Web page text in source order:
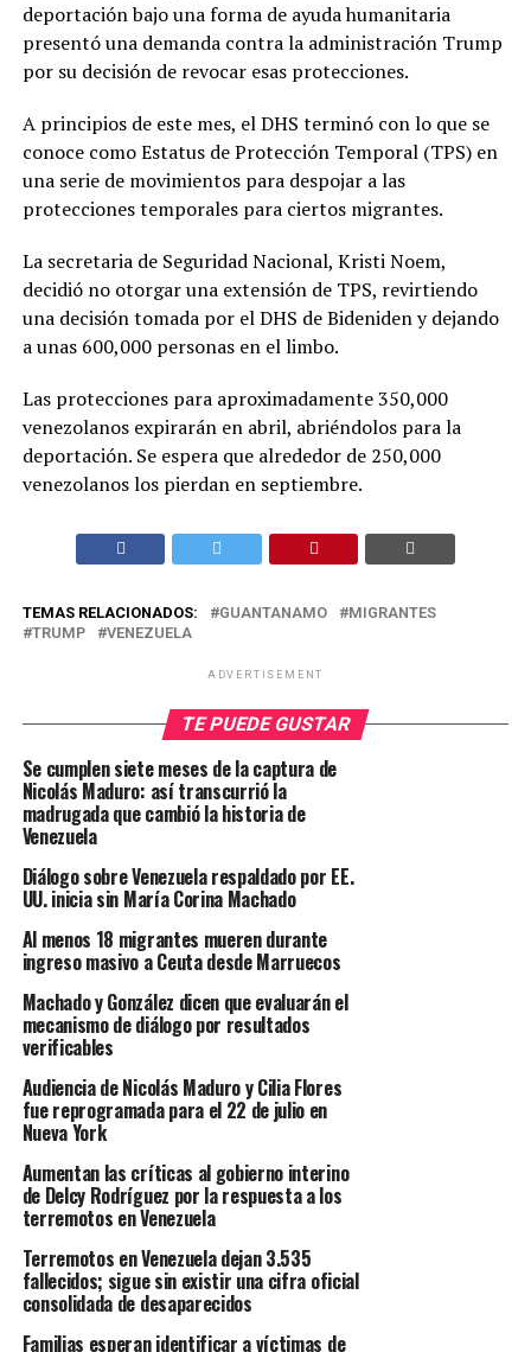
deportación bajo una forma de ayuda humanitaria
presentó una demanda contra la administración Trump
por su decisión de revocar esas protecciones.
A principios de este mes, el DHS terminó con lo que se
conoce como Estatus de Protección Temporal (TPS) en
una serie de movimientos para despojar a las
protecciones temporales para ciertos migrantes.
La secretaria de Seguridad Nacional, Kristi Noem,
decidió no otorgar una extensión de TPS, revirtiendo
una decisión tomada por el DHS de Bideniden y dejando
a unas 600,000 personas en el limbo.
Las protecciones para aproximadamente 350,000
venezolanos expirarán en abril, abriéndolos para la
deportación. Se espera que alrededor de 250,000
venezolanos los pierdan en septiembre.
TEMAS RELACIONADOS: GUANTANAMO
MIGRANTES
TRUMP
VENEZUELA
ADVERTISEMENT
TE PUEDE GUSTAR
Se cumplen siete meses de la captura de
Nicolás Maduro: así transcurrió la
madrugada que cambió la historia de
Venezuela
Diálogo sobre Venezuela respaldado por EE.
UU. inicia sin María Corina Machado
Al menos 18 migrantes mueren durante
ingreso masivo a Ceuta desde Marruecos
Machado y González dicen que evaluarán el
mecanismo de diálogo por resultados
verificables
Audiencia de Nicolás Maduro y Cilia Flores
fue reprogramada para el 22 de julio en
Nueva York
Aumentan las críticas al gobierno interino
de Delcy Rodríguez por la respuesta a los
terremotos en Venezuela
Terremotos en Venezuela dejan 3.535
fallecidos; sigue sin existir una cifra oficial
consolidada de desaparecidos
Familias esperan identificar a víctimas de